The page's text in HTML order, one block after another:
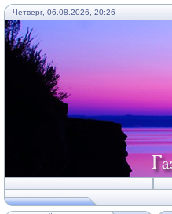
Четверг, 06.08.2026, 20:26